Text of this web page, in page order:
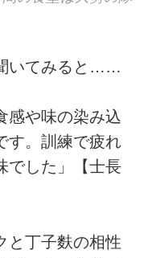
いてみると……
感や味の染み込
す。訓練で疲れ
でした」【士長
と丁子麩の相性